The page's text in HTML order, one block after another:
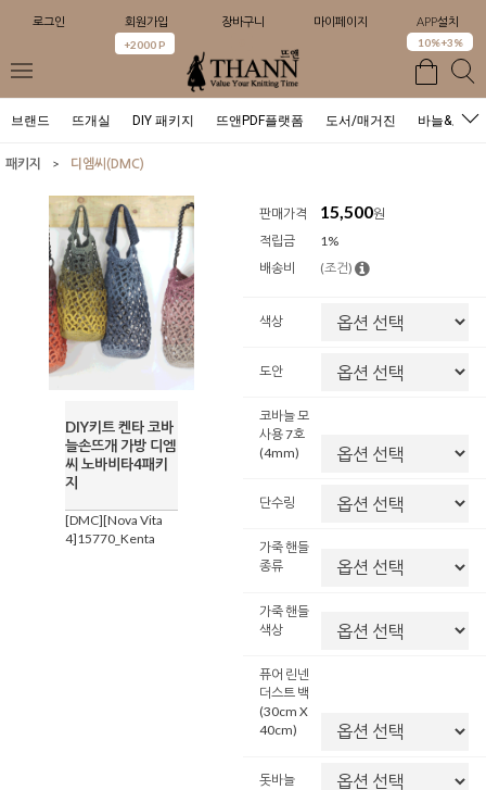
로그인 회원가입
+2000 P
장바구니 마이페이지 APP설치
10%+3%
브랜드 뜨개실 DIY 패키지 뜨앤PDF플랫폼 도서/매거진 바늘&도구
패키지 > 디엠씨(DMC)
DIY키트 켄타 코바
늘손뜨개 가방 디엠
씨 노바비타4패키
지
[DMC][Nova Vita
4]15770_Kenta
판매가격 15,500원
적립금
1%
배송비
(조건)
색상
도안
코바늘 모
사용 7호
(4mm)
단수링
가죽 핸들
종류
가죽 핸들
색상
퓨어 린넨
더스트 백
(30cm X
40cm)
돗바늘